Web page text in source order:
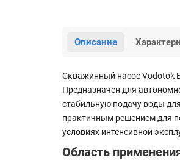
Описание
Скважинный насос Vodotok
Предназначен для
стабильную подачу воды
практичным решением для
условиях интенсивной
Область